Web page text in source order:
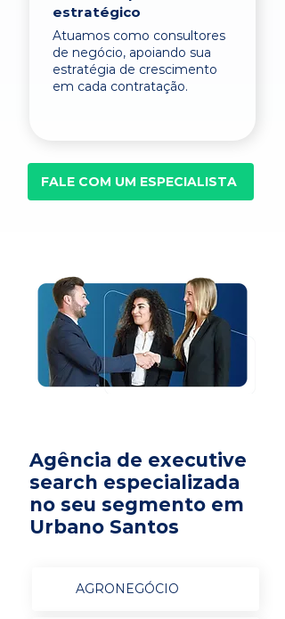
estratégico
Atuamos como consultores
de negócio, apoiando sua
estratégia de crescimento
em cada contratação.
FALE COM UM ESPECIALISTA
Agência de executive
search especializada
no seu segmento em
Urbano Santos
AGRONEGÓCIO